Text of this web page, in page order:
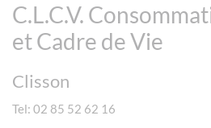
C.L.C.V.
et Cadre de Vie
Clisson
Tel: 02 85 52 62 16